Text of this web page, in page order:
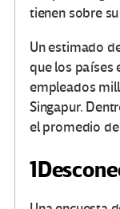
tienen sobre
Un estimado
que los países
empleados
Singapur.
el promedio
1